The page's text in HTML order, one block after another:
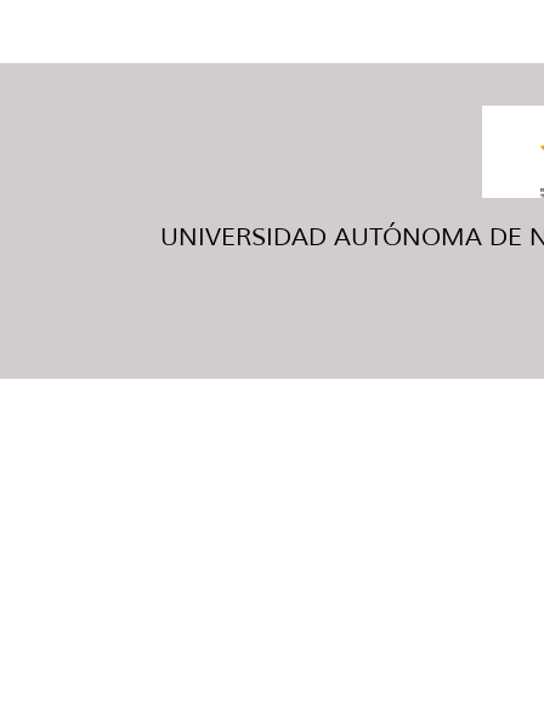
UNIVERSIDAD AUTÓNOMA DE